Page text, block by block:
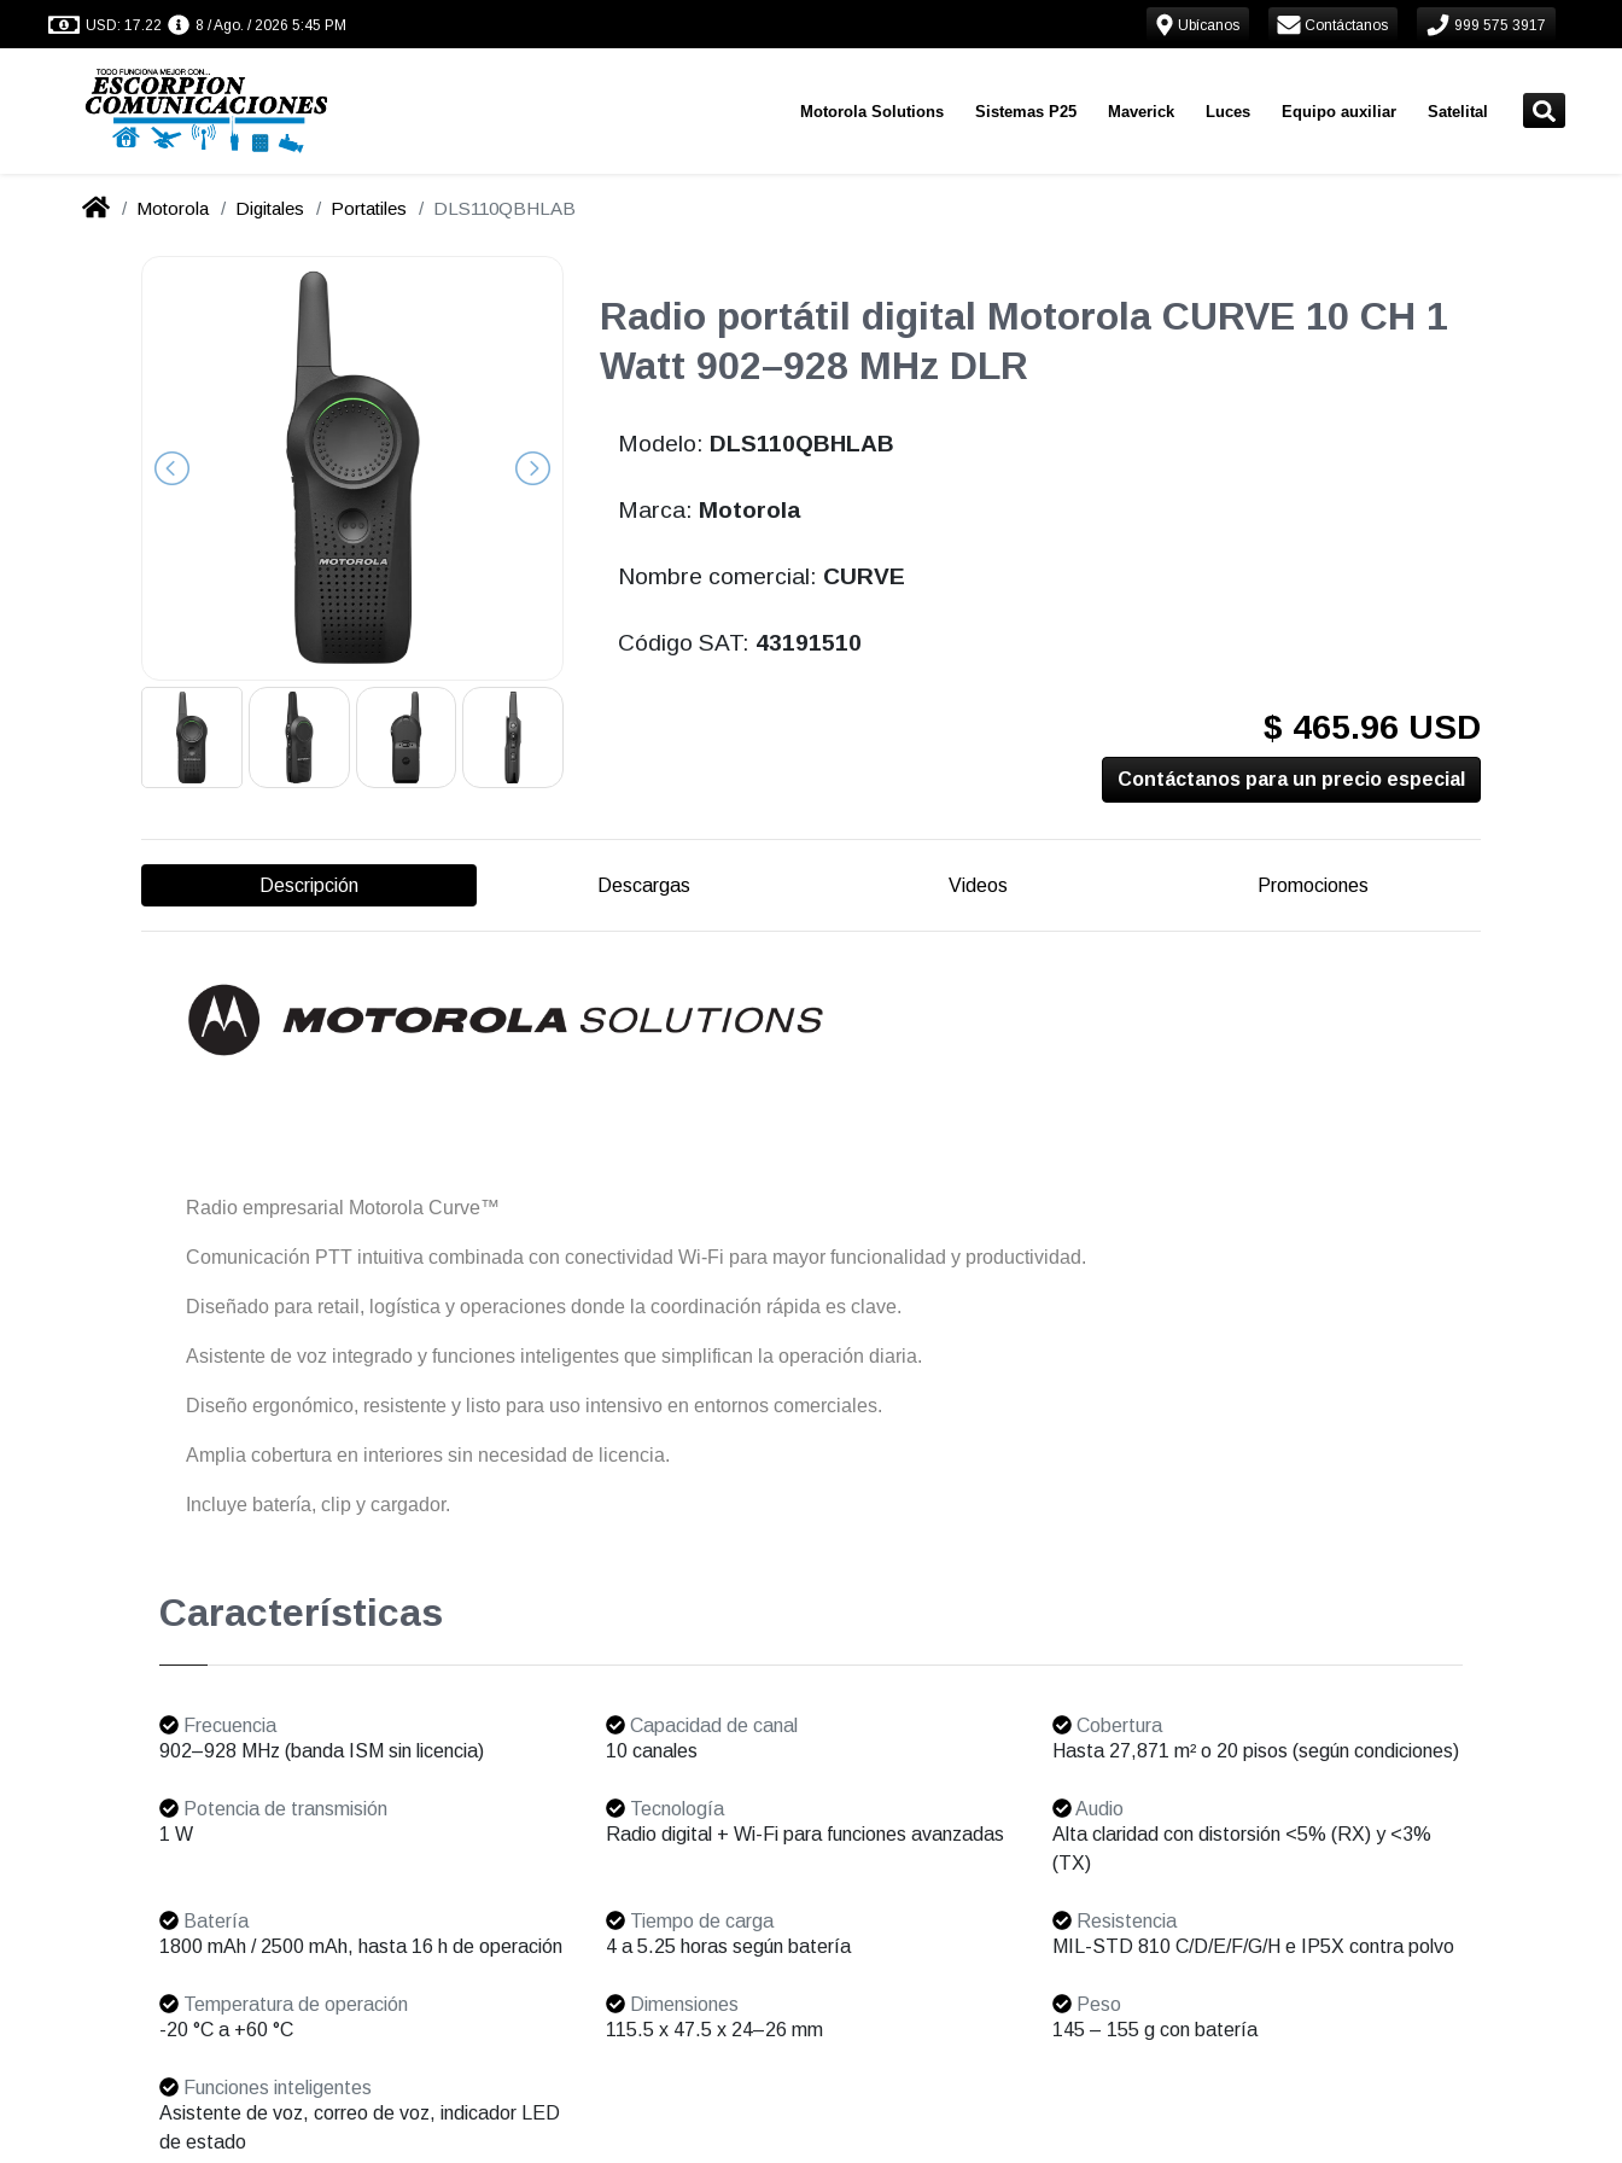
USD: 17.22 8 / Ago. / 2026 5:45 PM Ubícanos Contáctanos 999 575 3917
Motorola Solutions Sistemas P25 Maverick Luces Equipo auxiliar Satelital
Motorola Digitales Portatiles DLS110QBHLAB
Radio portátil digital Motorola CURVE 10 CH 1
Watt 902–928 MHz DLR
Modelo: DLS110QBHLAB
Marca: Motorola
Nombre comercial: CURVE
Código SAT: 43191510
$ 465.96 USD
Contáctanos para un precio especial
Descripción Descargas Videos Promociones
Radio empresarial Motorola Curve™
Comunicación PTT intuitiva combinada con conectividad Wi-Fi para mayor funcionalidad y productividad.
Diseñado para retail, logística y operaciones donde la coordinación rápida es clave.
Asistente de voz integrado y funciones inteligentes que simplifican la operación diaria.
Diseño ergonómico, resistente y listo para uso intensivo en entornos comerciales.
Amplia cobertura en interiores sin necesidad de licencia.
Incluye batería, clip y cargador.
Características
Frecuencia
902–928 MHz (banda ISM sin licencia)
Capacidad de canal
10 canales
Cobertura
Hasta 27,871 m² o 20 pisos (según condiciones)
Potencia de transmisión
1 W
Tecnología
Radio digital + Wi-Fi para funciones avanzadas
Audio
Alta claridad con distorsión <5% (RX) y <3%
(TX)
Batería
1800 mAh / 2500 mAh, hasta 16 h de operación
Tiempo de carga
4 a 5.25 horas según batería
Resistencia
MIL-STD 810 C/D/E/F/G/H e IP5X contra polvo
Temperatura de operación
-20 °C a +60 °C
Dimensiones
115.5 x 47.5 x 24–26 mm
Peso
145 – 155 g con batería
Funciones inteligentes
Asistente de voz, correo de voz, indicador LED
de estado